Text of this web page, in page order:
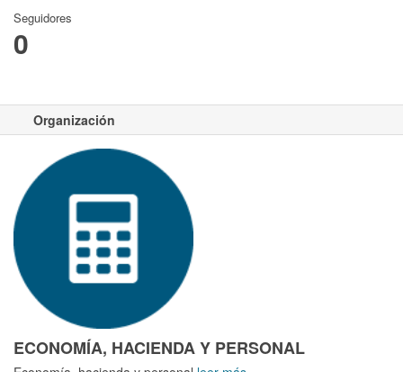
Seguidores
0
Organización
ECONOMÍA, HACIENDA Y PERSONAL